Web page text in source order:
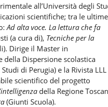
all’Università degli
scientifiche; tra le ultime
Ad alta voce. La lettura che fa
(a cura di), Tecniche per la
Dirige il Master in
Dispersione scolastica
di Perugia) e la Rivista LLL
scientifico del progetto
della Regione
(Giunti Scuola).